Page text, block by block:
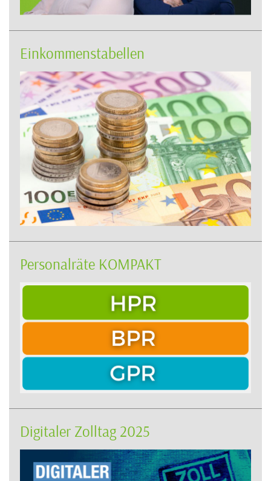
Einkommenstabellen
Personalräte KOMPAKT
Digitaler Zolltag 2025